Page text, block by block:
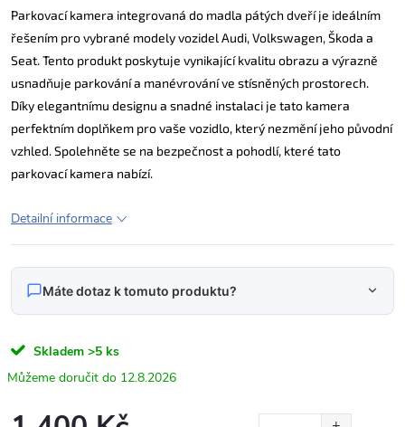
Parkovací kamera integrovaná do madla pátých dveří je ideálním
řešením pro vybrané modely vozidel Audi, Volkswagen, Škoda a
Seat. Tento produkt poskytuje vynikající kvalitu obrazu a výrazně
usnadňuje parkování a manévrování ve stísněných prostorech.
Díky elegantnímu designu a snadné instalaci je tato kamera
perfektním doplňkem pro vaše vozidlo, který nezmění jeho původní
vzhled. Spolehněte se na bezpečnost a pohodlí, které tato
parkovací kamera nabízí.
Detailní informace
Máte dotaz k tomuto produktu?
Napište nám svůj dotaz
Produkt:
Skladem >5 ks
12.8.2026